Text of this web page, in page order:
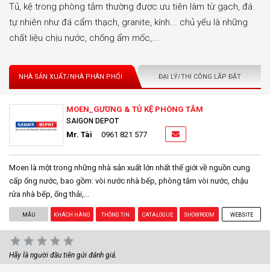
Tủ, kệ trong phòng tắm thường được ưu tiên làm từ gạch, đá
tự nhiên như đá cẩm thạch, granite, kính... chủ yếu là những
chất liệu chịu nước, chống ẩm mốc,...
NHÀ SẢN XUẤT/NHÀ PHÂN PHỐI ĐẠI LÝ/THI CÔNG LẮP ĐẶT
MOEN_GƯƠNG & TỦ KỆ PHÒNG TẮM
SAIGON DEPOT
Mr. Tài 0961 821 577
Moen là một trong những nhà sản xuất lớn nhất thế giới về nguồn cung
cấp ống nước, bao gồm: vòi nước nhà bếp, phòng tắm vòi nước, chậu
rửa nhà bếp, ống thải,...
MẪU KHÁCH HÀNG THÔNG TIN CATALOGUE SHOWROOM WEBSITE
Hãy là người đầu tiên gửi đánh giá.